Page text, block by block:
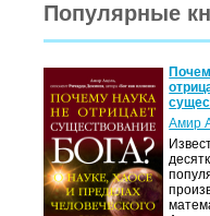
Популярные
Амир